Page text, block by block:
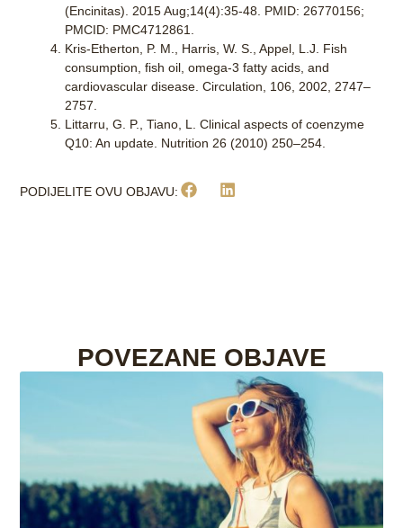
(Encinitas). 2015 Aug;14(4):35-48. PMID: 26770156;
PMCID: PMC4712861.
Kris-Etherton, P. M., Harris, W. S., Appel, L.J. Fish
consumption, fish oil, omega-3 fatty acids, and
cardiovascular disease. Circulation, 106, 2002, 2747–
2757.
Littarru, G. P., Tiano, L. Clinical aspects of coenzyme
Q10: An update. Nutrition 26 (2010) 250–254.
PODIJELITE OVU OBJAVU:
POVEZANE OBJAVE